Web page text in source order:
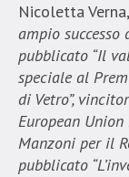
Nicoletta Verna,
ampio
pubblicato “Il
speciale al
di Vetro”,
European
Manzoni per il
pubblicato